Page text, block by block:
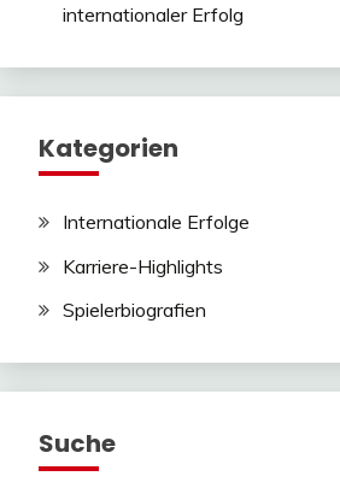
internationaler Erfolg
Kategorien
Internationale Erfolge
Karriere-Highlights
Spielerbiografien
Suche